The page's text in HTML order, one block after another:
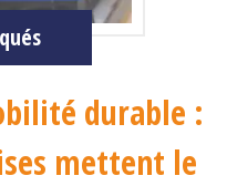
durable :
mettent le